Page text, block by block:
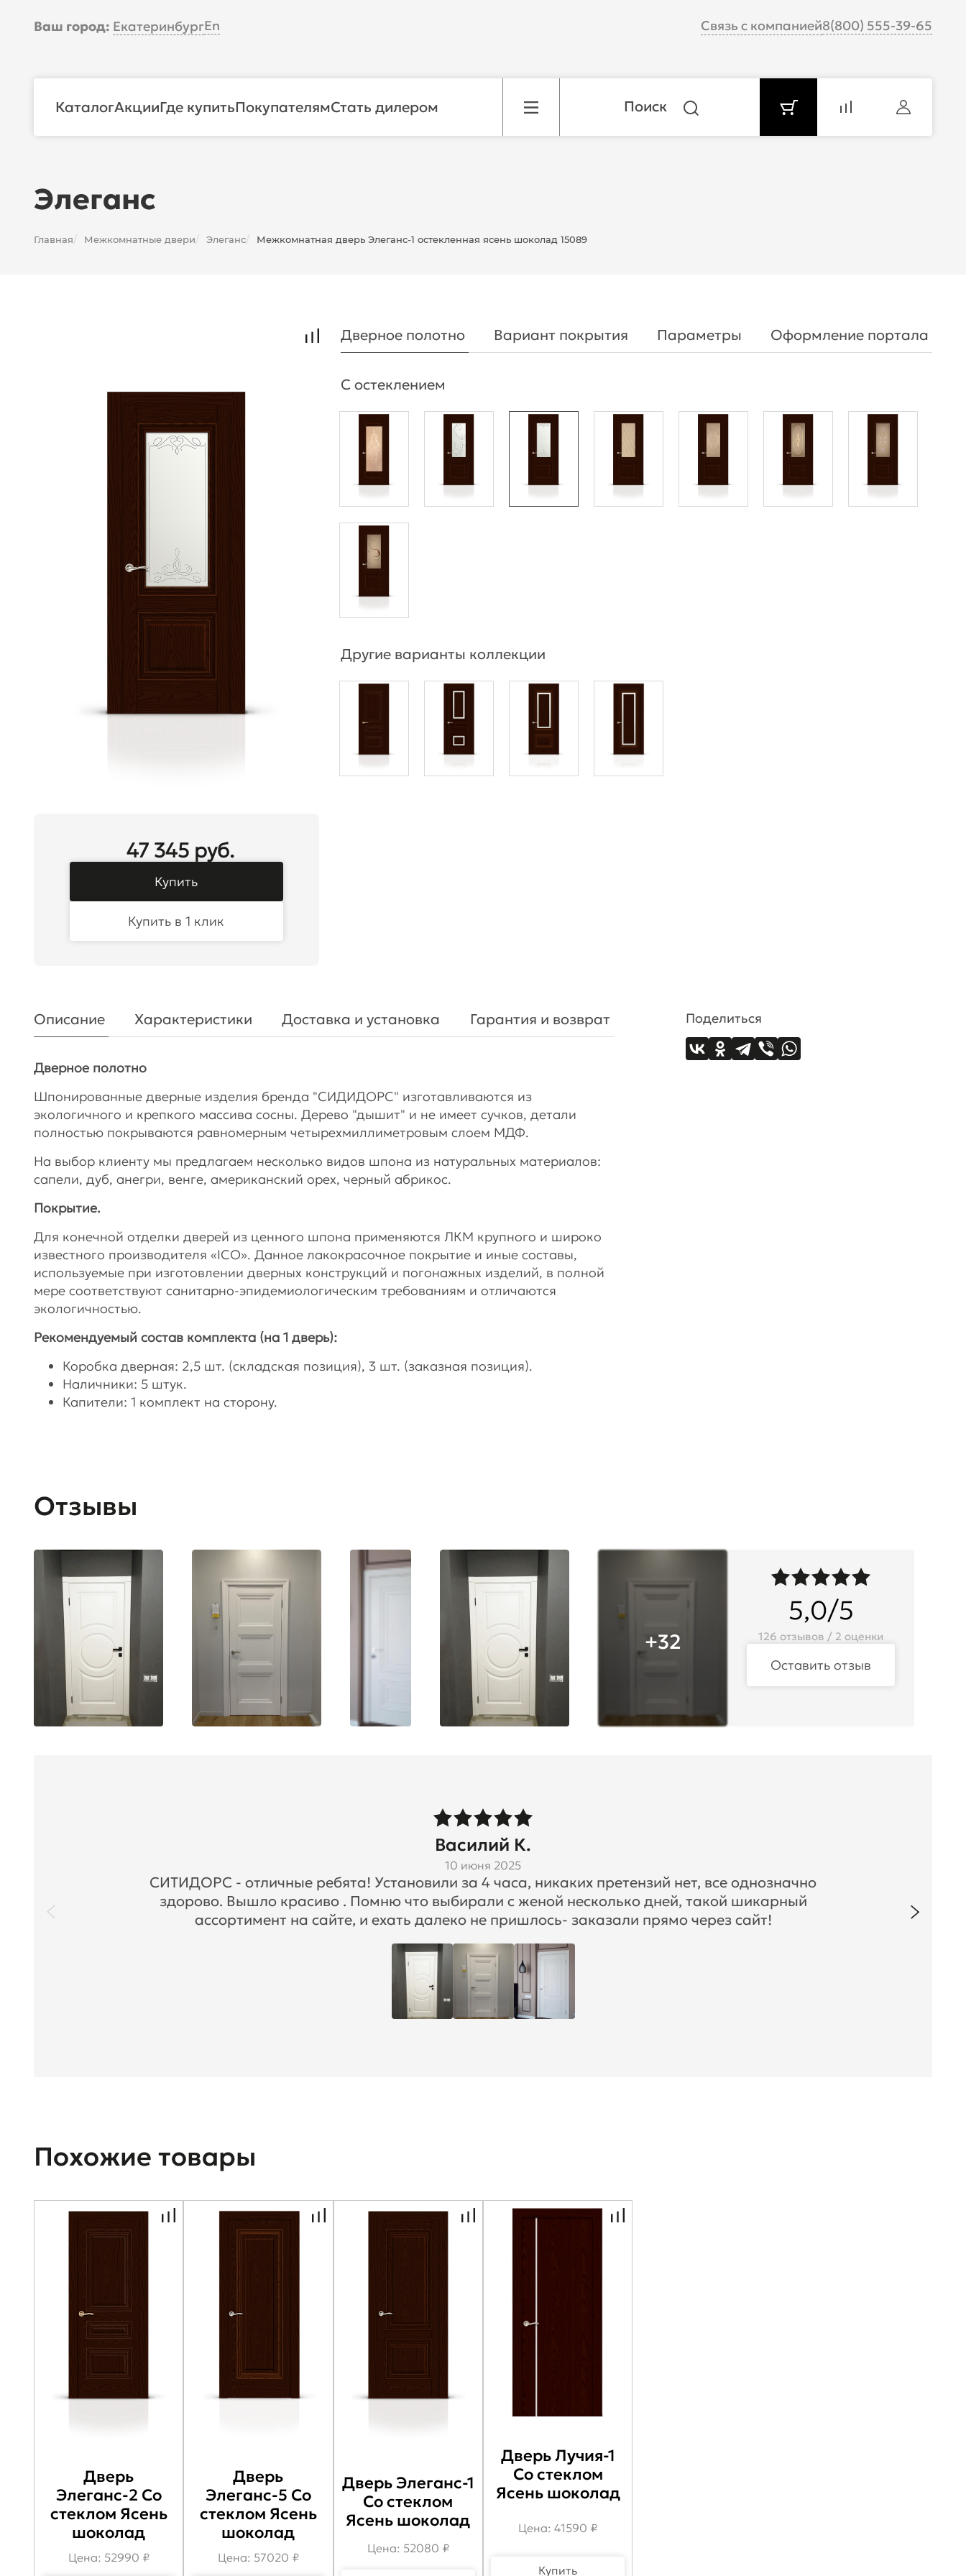
Ваш город: ЕкатеринбургEn Связь с компанией8(800) 555-39-65
КаталогАкцииГде купитьПокупателямСтать дилером
Элеганс
Главная/ Межкомнатные двери/ Элеганс/ Межкомнатная дверь Элеганс-1 остекленная ясень шоколад 15089
47 345 руб.
Купить
Купить в 1 клик
Дверное полотно Вариант покрытия Параметры Оформление портала
С остеклением
Другие варианты коллекции
Описание Характеристики Доставка и установка Гарантия и возврат
Дверное полотно
Шпонированные дверные изделия бренда "СИДИДОРС" изготавливаются из
экологичного и крепкого массива сосны. Дерево "дышит" и не имеет сучков, детали
полностью покрываются равномерным четырехмиллиметровым слоем МДФ.
На выбор клиенту мы предлагаем несколько видов шпона из натуральных материалов:
сапели, дуб, анегри, венге, американский орех, черный абрикос.
Покрытие.
Для конечной отделки дверей из ценного шпона применяются ЛКМ крупного и широко
известного производителя «ICO». Данное лакокрасочное покрытие и иные составы,
используемые при изготовлении дверных конструкций и погонажных изделий, в полной
мере соответствуют санитарно-эпидемиологическим требованиям и отличаются
экологичностью.
Рекомендуемый состав комплекта (на 1 дверь):
Коробка дверная: 2,5 шт. (складская позиция), 3 шт. (заказная позиция).
Наличники: 5 штук.
Капители: 1 комплект на сторону.
Поделиться
Отзывы
+32
5,0/5
126 отзывов / 2 оценки
Оставить отзыв
Василий К.
10 июня 2025
СИТИДОРС - отличные ребята! Установили за 4 часа, никаких претензий нет, все однозначно
здорово. Вышло красиво . Помню что выбирали с женой несколько дней, такой шикарный
ассортимент на сайте, и ехать далеко не пришлось- заказали прямо через сайт!
Похожие товары
Дверь
Элеганс-2 Со
стеклом Ясень
шоколад
Цена: 52990 ₽
Дверь
Элеганс-5 Со
стеклом Ясень
шоколад
Цена: 57020 ₽
Дверь Элеганс-1
Со стеклом
Ясень шоколад
Цена: 52080 ₽
Дверь Лучия-1
Со стеклом
Ясень шоколад
Цена: 41590 ₽
Купить